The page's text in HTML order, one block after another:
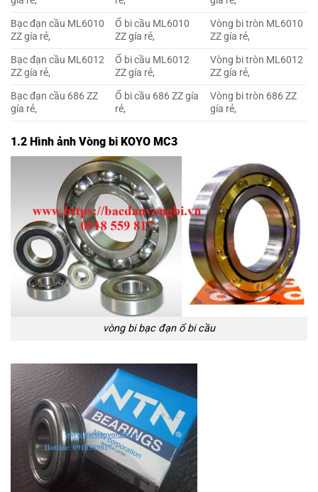
Bạc đạn cầu ML6010
ZZ gía rẻ,
Ổ bi cầu ML6010
ZZ gía rẻ,
Vòng bi tròn ML6010
ZZ gía rẻ,
Bạc đạn cầu ML6012
ZZ gía rẻ,
Ổ bi cầu ML6012
ZZ gía rẻ,
Vòng bi tròn ML6012
ZZ gía rẻ,
Bạc đạn cầu 686 ZZ
gía rẻ,
Ổ bi cầu 686 ZZ gía
rẻ,
Vòng bi tròn 686 ZZ
gía rẻ,
1.2 Hình ảnh Vòng bi KOYO MC3
vòng bi bạc đạn ổ bi cầu